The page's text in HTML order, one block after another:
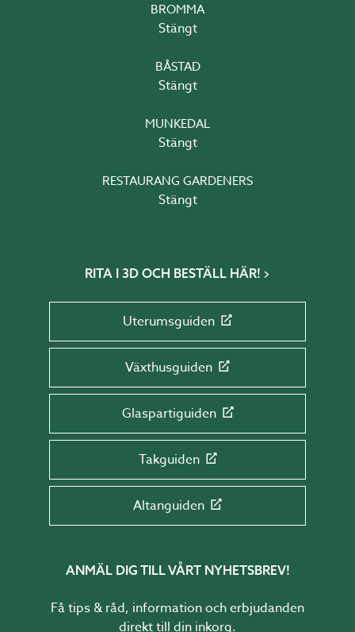
BROMMA
Stängt
BÅSTAD
Stängt
MUNKEDAL
Stängt
RESTAURANG GARDENERS
Stängt
RITA I 3D OCH BESTÄLL HÄR!
Uterumsguiden
Växthusguiden
Glaspartiguiden
Takguiden
Altanguiden
ANMÄL DIG TILL VÅRT NYHETSBREV!
Få tips & råd, information och erbjudanden
direkt till din inkorg.